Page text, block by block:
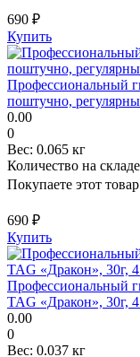
690 ₽
Купить
Профессиональный
поштучно,
0.00
0
Вес: 0.065 кг
Количество на
Покупаете этот
690 ₽
Купить
Профессиональный
TAG «Дракон», 30г, 4
0.00
0
Вес: 0.037 кг